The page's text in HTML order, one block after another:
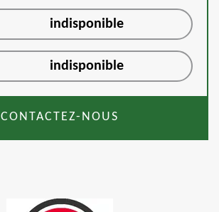
indisponible
indisponible
CONTACTEZ-NOUS